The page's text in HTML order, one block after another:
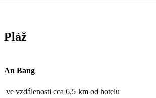
Pláž
An Bang
ve vzdálenosti cca 6,5 km od hotelu